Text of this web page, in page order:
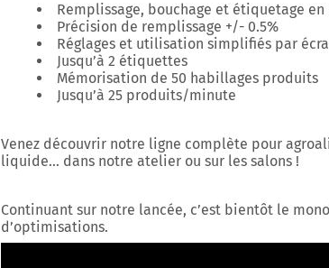
Remplissage, bouchage et étiquetage
Précision de remplissage +/- 0.5%
Réglages et utilisation simplifiés par
Jusqu’à 2 étiquettes
Mémorisation de 50 habillages produits
Jusqu’à 25 produits/minute
Venez découvrir notre ligne complète pour
liquide… dans notre atelier ou sur les salons !
Continuant sur notre lancée, c’est bientôt le
d’optimisations.